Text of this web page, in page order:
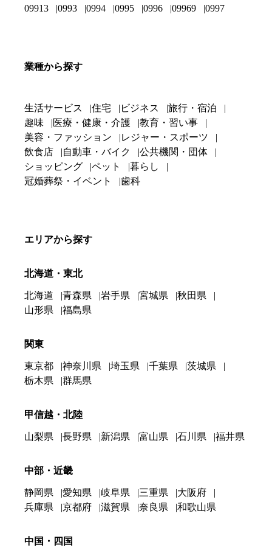
09913
0993 0994 0995 0996 09969 0997
業種から探す
生活サービス 住宅 ビジネス
旅行・宿泊
趣味
医療・健康・介護
教育・習い事
美容・ファッション
レジャー・スポーツ
飲食店
自動車・バイク
公共機関・団体
ショッピング
ペット
暮らし
冠婚葬祭・イベント
歯科
エリアから探す
北海道・東北
北海道 青森県 岩手県 宮城県
秋田県
山形県
福島県
関東
東京都 神奈川県 埼玉県 千葉県
茨城県
栃木県
群馬県
甲信越・北陸
山梨県 長野県 新潟県 富山県 石川県 福井県
中部・近畿
静岡県 愛知県 岐阜県 三重県
大阪府
兵庫県
京都府 滋賀県 奈良県 和歌山県
中国・四国